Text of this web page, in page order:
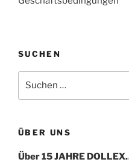
SUCHEN
nach:
ÜBER UNS
Über 15 JAHRE